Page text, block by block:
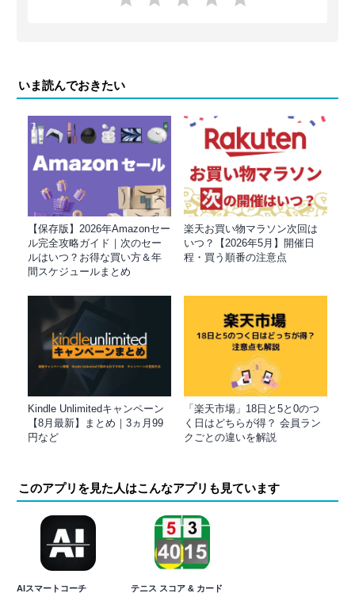
いま読んでおきたい
【保存版】2026年Amazonセー
ル完全攻略ガイド｜次のセー
ルはいつ？お得な買い方＆年
間スケジュールまとめ
楽天お買い物マラソン次回は
いつ？【2026年5月】開催日
程・買う順番の注意点
Kindle Unlimitedキャンペーン
【8月最新】まとめ｜3ヵ月99
円など
「楽天市場」18日と5と0のつ
く日はどちらが得？ 会員ラン
クごとの違いを解説
このアプリを見た人はこんなアプリも見ています
AIスマートコーチ テニス スコア & カード